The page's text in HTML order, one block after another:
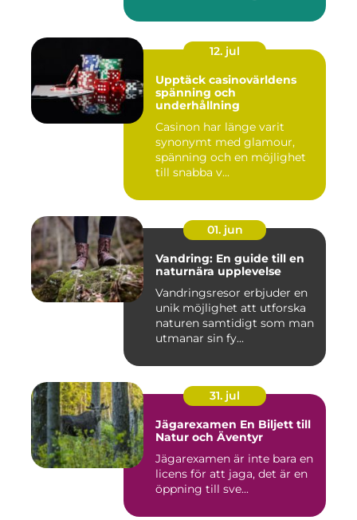
12. jul
Upptäck casinovärldens
spänning och
underhållning
Casinon har länge varit
synonymt med glamour,
spänning och en möjlighet
till snabba v...
01. jun
Vandring: En guide till en
naturnära upplevelse
Vandringsresor erbjuder en
unik möjlighet att utforska
naturen samtidigt som man
utmanar sin fy...
31. jul
Jägarexamen En Biljett till
Natur och Äventyr
Jägarexamen är inte bara en
licens för att jaga, det är en
öppning till sve...